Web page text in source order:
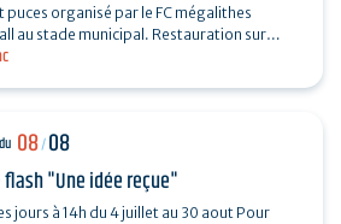
puces organisé par le FC mégalithes
stade municipal. Restauration sur
1€, gratuite pour les moins de 16…
08/08
"Une idée reçue"
jours à 14h du 4 juillet au 30 aout Pour